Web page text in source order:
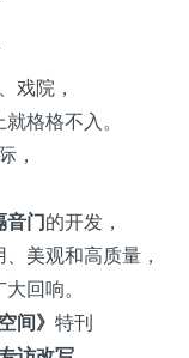
戏院，
格格不入。
，
音门的开发，
美观和高质量，
回响。
间》 特刊